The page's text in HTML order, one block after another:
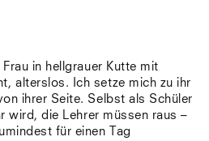
in hellgrauer Kutte mit
alterslos. Ich setze mich zu ihr
ihrer Seite. Selbst als Schüler
wird, die Lehrer müssen raus –
für einen Tag